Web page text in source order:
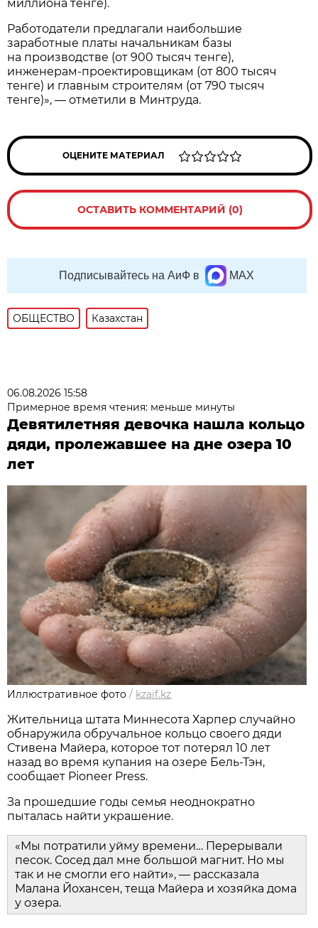
миллиона тенге).
Работодатели предлагали наибольшие
заработные платы начальникам базы
на производстве (от 900 тысяч тенге),
инженерам-проектировщикам (от 800 тысяч
тенге) и главным строителям (от 790 тысяч
тенге)», — отметили в Минтруда.
ОЦЕНИТЕ МАТЕРИАЛ
ОСТАВИТЬ КОММЕНТАРИЙ (0)
Подписывайтесь на АиФ в MAX
ОБЩЕСТВО Казахстан
06.08.2026 15:58
Примерное время чтения: меньше минуты
Девятилетняя девочка нашла кольцо
дяди, пролежавшее на дне озера 10
лет
Иллюстративное фото / kzaif.kz
Жительница штата Миннесота Харпер случайно
обнаружила обручальное кольцо своего дяди
Стивена Майера, которое тот потерял 10 лет
назад во время купания на озере Бель-Тэн,
сообщает Pioneer Press.
За прошедшие годы семья неоднократно
пыталась найти украшение.
«Мы потратили уйму времени… Перерывали
песок. Сосед дал мне большой магнит. Но мы
так и не смогли его найти», — рассказала
Малана Йохансен, теща Майера и хозяйка дома
у озера.